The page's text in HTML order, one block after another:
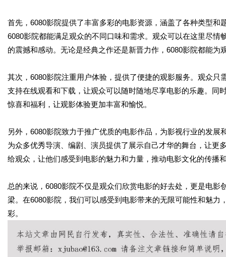
首先，6080影院提供了丰富多彩的电影资源，涵盖了各种类型
6080影院都能满足观众的不同口味和需求。观众可以在这里尽
的震撼和感动。无论是经典之作还是新晋力作，6080影院都能为
其次，6080影院注重用户体验，提供了便捷的观影服务。观众
支持在线观看和下载，让观众可以随时随地尽享电影的乐趣。同
惊喜和福利，让观影体验更加丰富和愉悦。
另外，6080影院致力于推广优质的电影作品，为影视行业的发
为众多优秀导演、编剧、演员提供了展示自己才华的舞台，让更
给观众，让他们感受到电影的魅力和力量，推动电影文化的传播
总的来说，6080影院不仅是观众们欣赏电影的好去处，更是电
梁。在6080影院，我们可以感受到电影带来的无限可能性和魅
彩。